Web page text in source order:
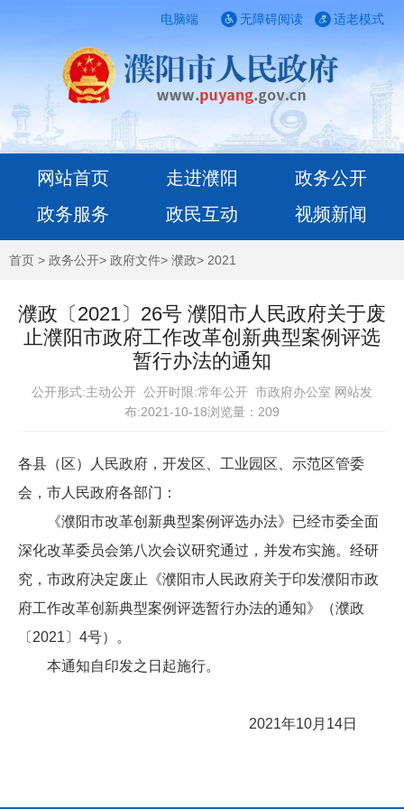
电脑端 适老模式
无障碍阅读
网站首页 走进濮阳
政务公开
政务服务
政民互动 视频新闻
首页 > 政务公开> 政府文件> 濮政> 2021
濮政〔2021〕26号 濮阳市人民政府关于废
止濮阳市政府工作改革创新典型案例评选
暂行办法的通知
公开形式:主动公开 公开时限:常年公开 市政府办公室 网站发
布:2021-10-18浏览量： 209
各县（区）人民政府，开发区、工业园区、示范区管委
会，市人民政府各部门：
《濮阳市改革创新典型案例评选办法》已经市委全面
深化改革委员会第八次会议研究通过，并发布实施。经研
究，市政府决定废止《濮阳市人民政府关于印发濮阳市政
府工作改革创新典型案例评选暂行办法的通知》（濮政
〔2021〕4号）。
本通知自印发之日起施行。
2021年10月14日